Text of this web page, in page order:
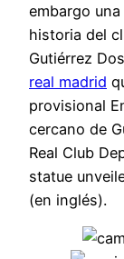
embargo
historia del
Gutiérrez
real madrid
provisional
cercano de
Real Club
statue
(en inglés).